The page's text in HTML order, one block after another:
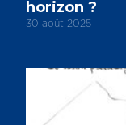
horizon ?
30 août 2025